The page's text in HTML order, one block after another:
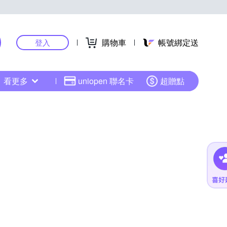
登入 購物車 帳號綁定送
看更多 uniopen 聯名卡 超贈點